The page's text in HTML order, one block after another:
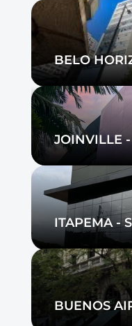
BELO
JOINVILLE
ITAPEMA -
BUENOS